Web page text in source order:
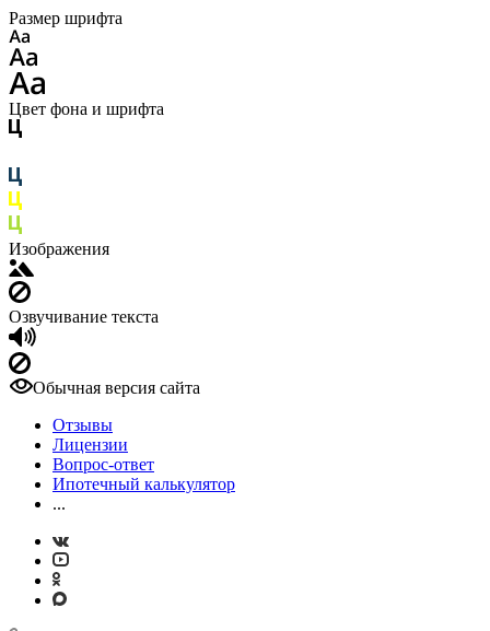
Размер шрифта
Цвет фона и шрифта
Изображения
Озвучивание текста
Обычная версия сайта
Отзывы
Лицензии
Вопрос-ответ
Ипотечный калькулятор
...